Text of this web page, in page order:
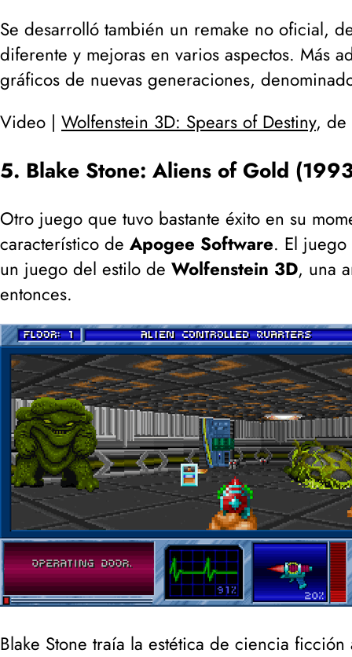
Se desarrolló también un remake no oficial,
diferente y mejoras en varios aspectos. Más
gráficos de nuevas generaciones,
Video | Wolfenstein 3D: Spears of Destiny, de
5. Blake Stone: Aliens of Gold
Otro juego que tuvo bastante éxito en su
característico de Apogee Software. El
un juego del estilo de Wolfenstein 3D, una
entonces.
Blake Stone traía la estética de ciencia